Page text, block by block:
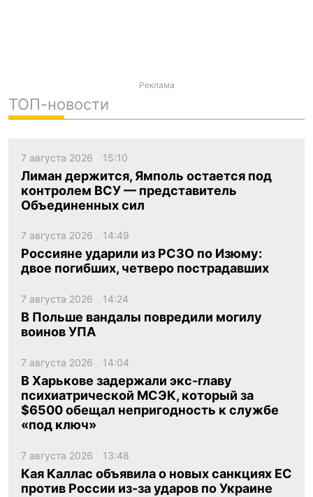
Реклама
ТОП-новости
7 августа 2026 15:10
Лиман держится, Ямполь остается под
контролем ВСУ — представитель
Объединенных сил
7 августа 2026 14:49
Россияне ударили из РСЗО по Изюму:
двое погибших, четверо пострадавших
7 августа 2026 14:24
В Польше вандалы повредили могилу
воинов УПА
7 августа 2026 14:04
В Харькове задержали экс-главу
психиатрической МСЭК, который за
$6500 обещал непригодность к службе
«под ключ»
7 августа 2026 13:48
Кая Каллас объявила о новых санкциях ЕС
против России из-за ударов по Украине